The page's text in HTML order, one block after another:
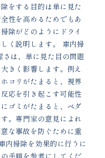
をする目的は単に見た
性を高めるためでもあ
除がどのようにドライ
く説明します。 車内掃
は、単に見た目の問題
きく影響します。例え
コリがたまると、視界
応を引き起こす可能性
ゴミがたまると、ペダ
。専門家の意見によれ
な事故を防ぐために重
内掃除を効果的に行うに
手順を参考にしてくだ